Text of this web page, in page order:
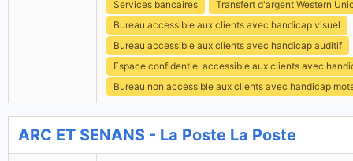
Services bancaires
Transfert d'argent Western
Bureau accessible aux clients avec handicap visuel
Bureau accessible aux clients avec handicap auditif
Espace confidentiel accessible aux clients avec
Bureau non accessible aux clients avec handicap
ARC ET SENANS - La Poste La Poste